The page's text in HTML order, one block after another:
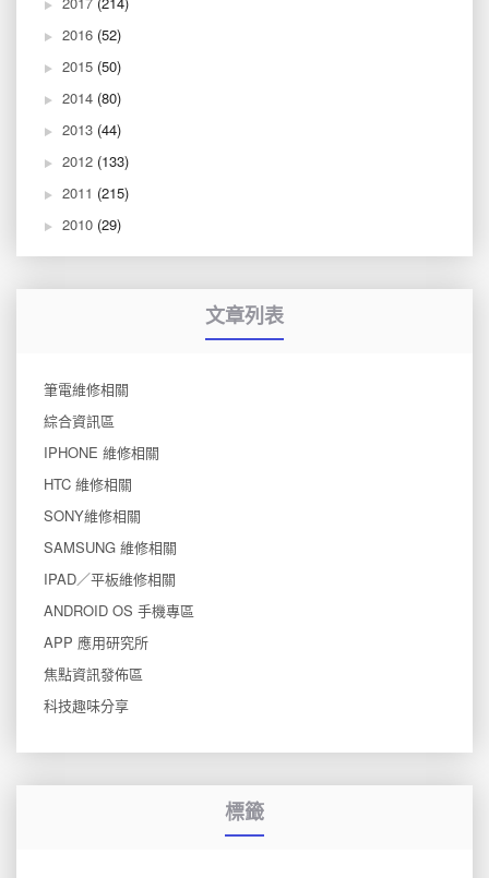
2016 (52)
2015 (50)
2014 (80)
2013 (44)
2012 (133)
2011 (215)
2010 (29)
文章列表
筆電維修相關
綜合資訊區
IPHONE 維修相關
HTC 維修相關
SONY維修相關
SAMSUNG 維修相關
IPAD／平板維修相關
ANDROID OS 手機專區
APP 應用研究所
焦點資訊發佈區
科技趣味分享
標籤